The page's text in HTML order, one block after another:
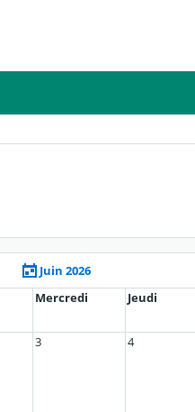
Juin 2026
Mercredi Jeudi
3 4